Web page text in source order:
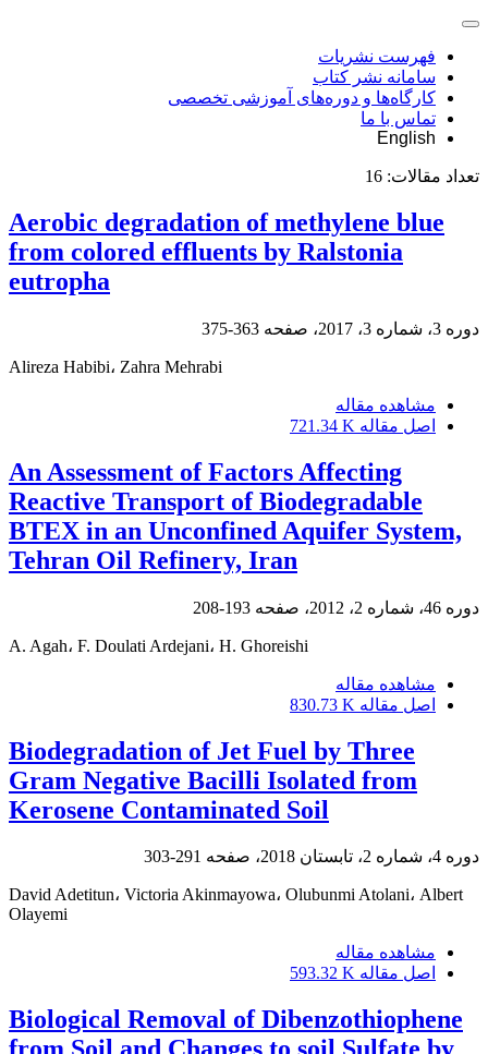
فهرست نشریات
سامانه نشر کتاب
کارگاه‌ها و دوره‌های آموزشی تخصصی
تماس با ما
English
تعداد مقالات: 16
Aerobic degradation of methylene blue
from colored effluents by Ralstonia
eutropha
دوره 3، شماره 3، 2017، صفحه 363-375
Alireza Habibi، Zahra Mehrabi
مشاهده مقاله
اصل مقاله 721.34 K
An Assessment of Factors Affecting
Reactive Transport of Biodegradable
BTEX in an Unconfined Aquifer System,
Tehran Oil Refinery, Iran
دوره 46، شماره 2، 2012، صفحه 193-208
A. Agah، F. Doulati Ardejani، H. Ghoreishi
مشاهده مقاله
اصل مقاله 830.73 K
Biodegradation of Jet Fuel by Three
Gram Negative Bacilli Isolated from
Kerosene Contaminated Soil
دوره 4، شماره 2، تابستان 2018، صفحه 291-303
David Adetitun، Victoria Akinmayowa، Olubunmi Atolani، Albert
Olayemi
مشاهده مقاله
اصل مقاله 593.32 K
Biological Removal of Dibenzothiophene